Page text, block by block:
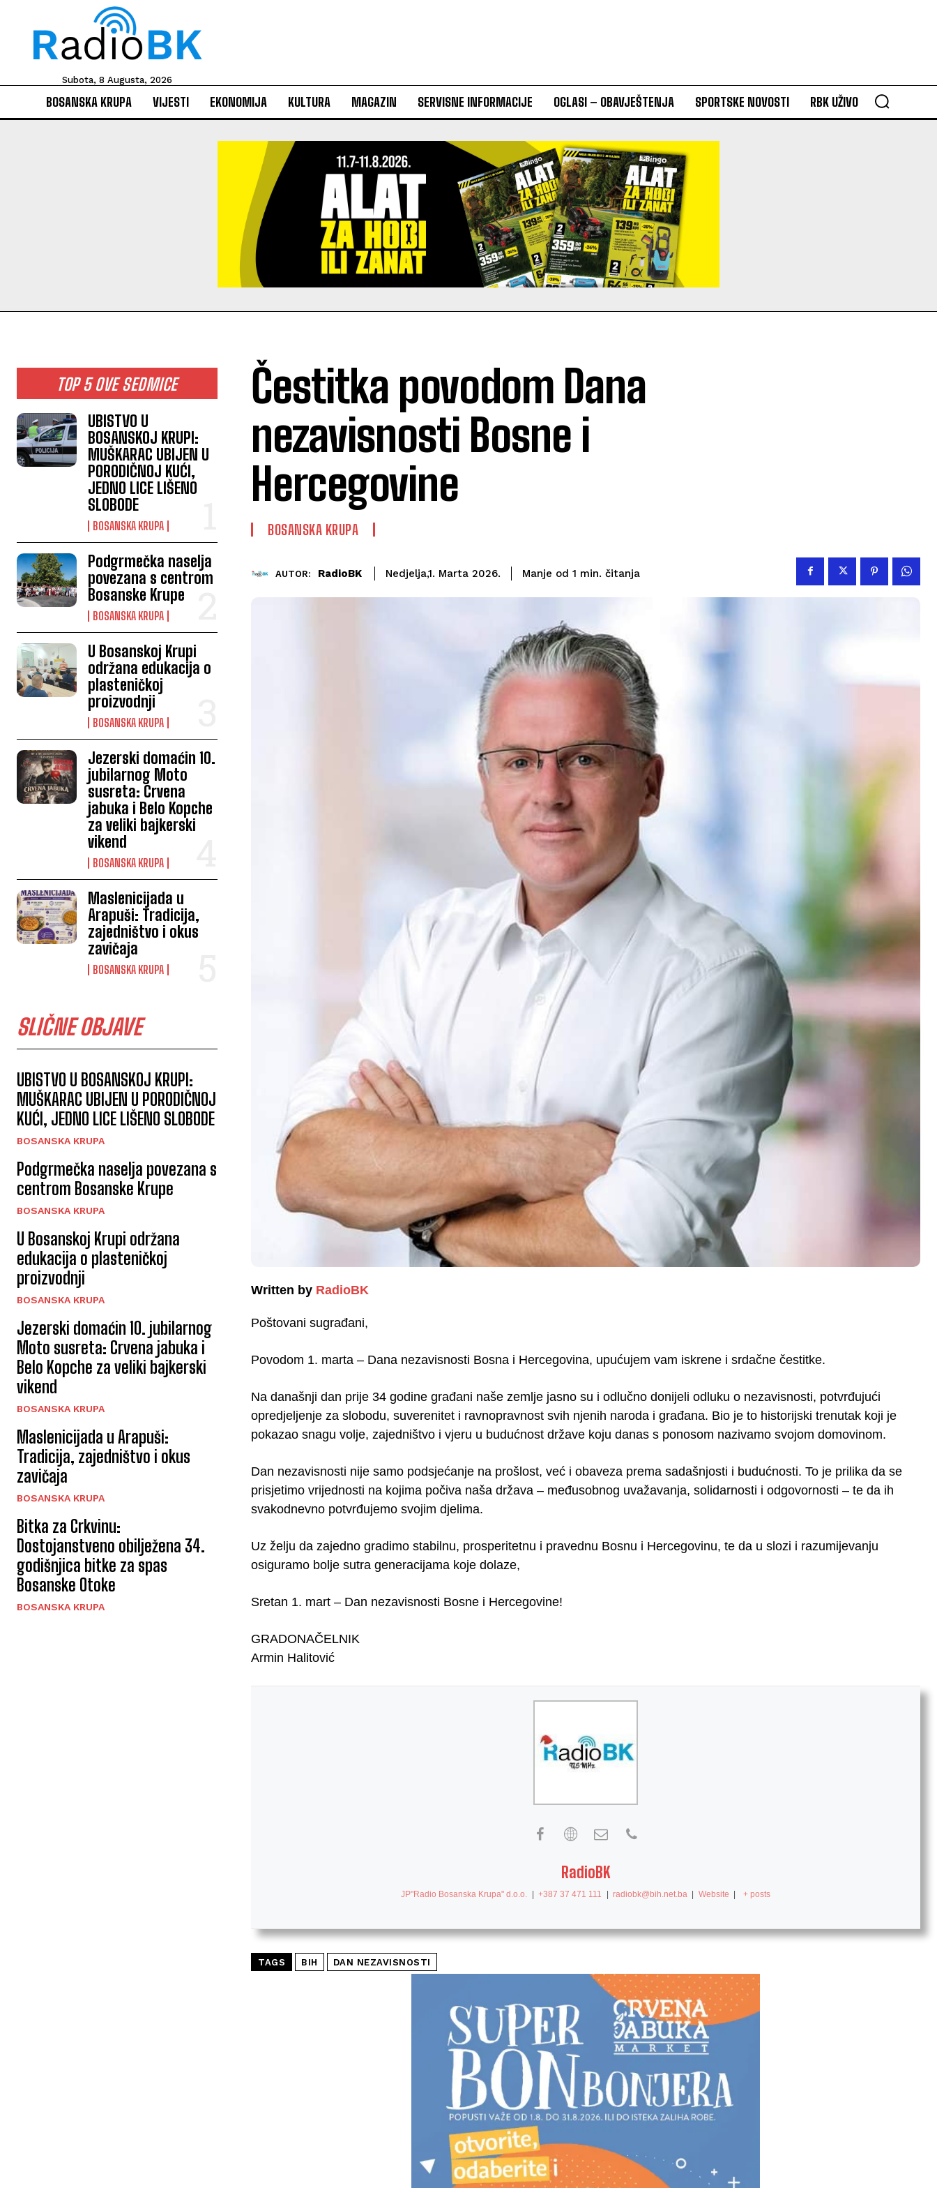
Subota, 8 Augusta, 2026
BOSANSKA KRUPA VIJESTI EKONOMIJA KULTURA MAGAZIN SERVISNE INFORMACIJE OGLASI – OBAVJEŠTENJA SPORTSKE NOVOSTI RBK UŽIVO
TOP 5 OVE SEDMICE
UBISTVO U
BOSANSKOJ KRUPI:
MUŠKARAC UBIJEN U
PORODIČNOJ KUĆI,
JEDNO LICE LIŠENO
SLOBODE
BOSANSKA KRUPA
Podgrmečka naselja
povezana s centrom
Bosanske Krupe
BOSANSKA KRUPA
U Bosanskoj Krupi
održana edukacija o
plasteničkoj
proizvodnji
BOSANSKA KRUPA
Jezerski domaćin 10.
jubilarnog Moto
susreta: Crvena
jabuka i Belo Kopche
za veliki bajkerski
vikend
BOSANSKA KRUPA
Maslenicijada u
Arapuši: Tradicija,
zajedništvo i okus
zavičaja
BOSANSKA KRUPA
SLIČNE OBJAVE
UBISTVO U BOSANSKOJ KRUPI:
MUŠKARAC UBIJEN U PORODIČNOJ
KUĆI, JEDNO LICE LIŠENO SLOBODE
BOSANSKA KRUPA
Podgrmečka naselja povezana s
centrom Bosanske Krupe
BOSANSKA KRUPA
U Bosanskoj Krupi održana
edukacija o plasteničkoj
proizvodnji
BOSANSKA KRUPA
Jezerski domaćin 10. jubilarnog
Moto susreta: Crvena jabuka i
Belo Kopche za veliki bajkerski
vikend
BOSANSKA KRUPA
Maslenicijada u Arapuši:
Tradicija, zajedništvo i okus
zavičaja
BOSANSKA KRUPA
Bitka za Crkvinu:
Dostojanstveno obilježena 34.
godišnjica bitke za spas
Bosanske Otoke
BOSANSKA KRUPA
Čestitka povodom Dana
nezavisnosti Bosne i
Hercegovine
BOSANSKA KRUPA
AUTOR: RadioBK Nedjelja,1. Marta 2026. Manje od 1 min. čitanja
Written by RadioBK
Poštovani sugrađani,
Povodom 1. marta – Dana nezavisnosti Bosna i Hercegovina, upućujem vam iskrene i srdačne čestitke.
Na današnji dan prije 34 godine građani naše zemlje jasno su i odlučno donijeli odluku o nezavisnosti, potvrđujući
opredjeljenje za slobodu, suverenitet i ravnopravnost svih njenih naroda i građana. Bio je to historijski trenutak koji je
pokazao snagu volje, zajedništvo i vjeru u budućnost države koju danas s ponosom nazivamo svojom domovinom.
Dan nezavisnosti nije samo podsjećanje na prošlost, već i obaveza prema sadašnjosti i budućnosti. To je prilika da se
prisjetimo vrijednosti na kojima počiva naša država – međusobnog uvažavanja, solidarnosti i odgovornosti – te da ih
svakodnevno potvrđujemo svojim djelima.
Uz želju da zajedno gradimo stabilnu, prosperitetnu i pravednu Bosnu i Hercegovinu, te da u slozi i razumijevanju
osiguramo bolje sutra generacijama koje dolaze,
Sretan 1. mart – Dan nezavisnosti Bosne i Hercegovine!
GRADONAČELNIK
Armin Halitović
RadioBK
JP"Radio Bosanska Krupa" d.o.o. | +387 37 471 111 | radiobk@bih.net.ba | Website | + posts
TAGS BIH DAN NEZAVISNOSTI